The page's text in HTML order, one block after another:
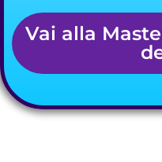
Vai alla